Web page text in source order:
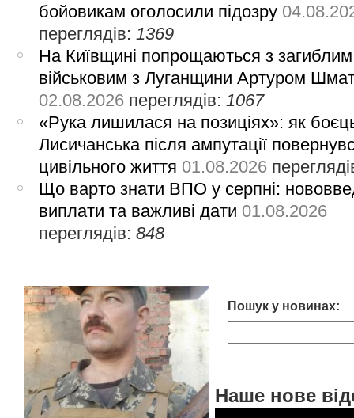
бойовикам оголосили підозру
переглядів: 1369
На Київщині попрощаються з загиблим
військовим з Луганщини Артуром
02.08.2026 переглядів: 1067
«Рука лишилася на позиціях»: як
Лисичанська після ампутації
цивільного життя 01.08.2026
Що варто знати ВПО у серпні:
виплати та важливі дати 01.08.2026
переглядів:848
Пошук у новинах:
Наше нове